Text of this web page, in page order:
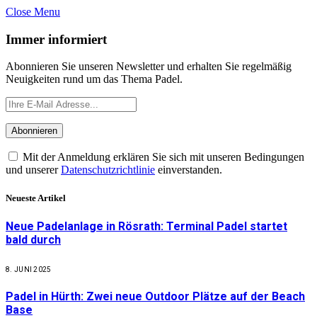
Close Menu
Immer informiert
Abonnieren Sie unseren Newsletter und erhalten Sie regelmäßig
Neuigkeiten rund um das Thema Padel.
Mit der Anmeldung erklären Sie sich mit unseren Bedingungen
und unsererDatenschutzrichtlinie einverstanden.
Neueste Artikel
Neue Padelanlage in Rösrath: Terminal Padel startet
bald durch
8. JUNI 2025
Padel in Hürth: Zwei neue Outdoor Plätze auf der Beach
Base